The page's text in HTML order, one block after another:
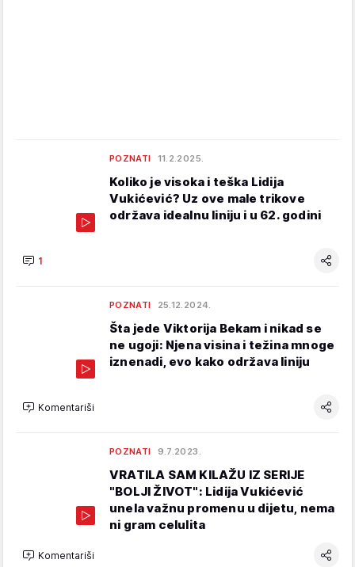
POZNATI 11.2.2025.
Koliko je visoka i teška Lidija
Vukićević? Uz ove male trikove
održava idealnu liniju i u 62. godini
1
POZNATI 25.12.2024.
Šta jede Viktorija Bekam i nikad se
ne ugoji: Njena visina i težina mnoge
iznenadi, evo kako održava liniju
Komentariši
POZNATI 9.7.2023.
VRATILA SAM KILAŽU IZ SERIJE
"BOLJI ŽIVOT": Lidija Vukićević
unela važnu promenu u dijetu, nema
ni gram celulita
Komentariši